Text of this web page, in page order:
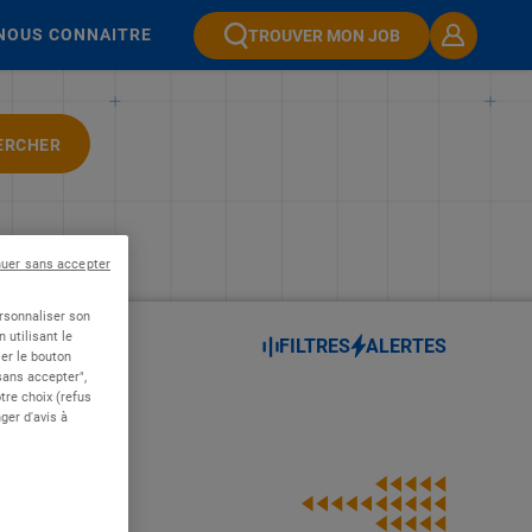
CONNAITRE TROUVER MON JOB
FILTRES ALERTES
F
son
utilisant le
le bouton
accepter",
choix (refus
d'avis à
sans accepter